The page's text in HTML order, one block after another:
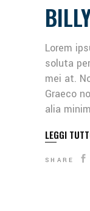
Lorem
soluta
mei at.
Graeco
alia
LEGGI
SHARE